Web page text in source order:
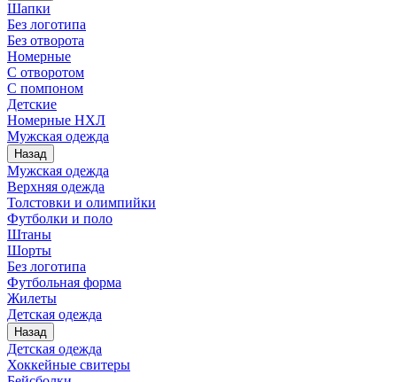
Шапки
Без логотипа
Без отворота
Номерные
С отворотом
С помпоном
Детские
Номерные НХЛ
Мужская одежда
Назад
Мужская одежда
Верхняя одежда
Толстовки и олимпийки
Футболки и поло
Штаны
Шорты
Без логотипа
Футбольная форма
Жилеты
Детская одежда
Назад
Детская одежда
Хоккейные свитеры